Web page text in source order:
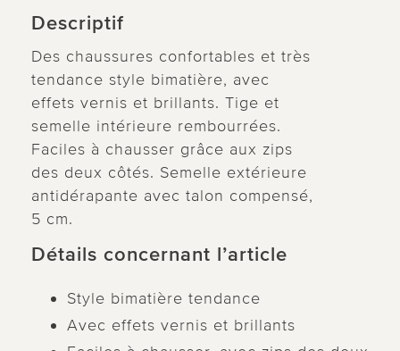
Descriptif
Des chaussures confortables et très
tendance style bimatière, avec
effets vernis et brillants. Tige et
semelle intérieure rembourrées.
Faciles à chausser grâce aux zips
des deux côtés. Semelle extérieure
antidérapante avec talon compensé,
5 cm.
Détails concernant l’article
Style bimatière tendance
Avec effets vernis et brillants